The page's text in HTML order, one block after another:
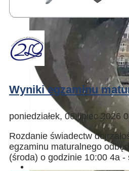
Wyniki egzaminu
poniedziałek, 06 lipiec 2026
Rozdanie świadectw
egzaminu maturalnego
(środa) o godzinie 10:00 4a -